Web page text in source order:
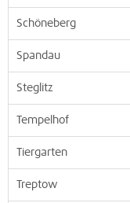
Schöneberg
Spandau
Steglitz
Tempelhof
Tiergarten
Treptow